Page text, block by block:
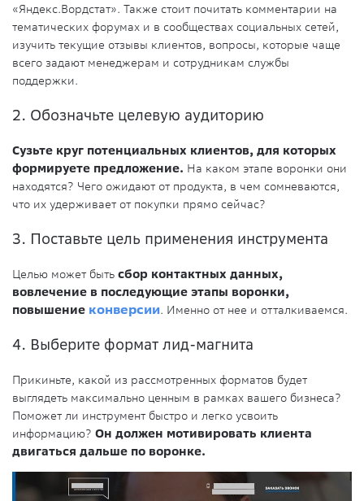
«Яндекс.Вордстат». Также стоит почитать комментарии на
тематических форумах и в сообществах социальных сетей,
изучить текущие отзывы клиентов, вопросы, которые чаще
всего задают менеджерам и сотрудникам службы
поддержки.
2. Обозначьте целевую аудиторию
Сузьте круг потенциальных клиентов, для которых
формируете предложение. На каком этапе воронки они
находятся? Чего ожидают от продукта, в чем сомневаются,
что их удерживает от покупки прямо сейчас?
3. Поставьте цель применения инструмента
Целью может быть сбор контактных данных,
вовлечение в последующие этапы воронки,
повышение конверсии. Именно от нее и отталкиваемся.
4. Выберите формат лид-магнита
Прикиньте, какой из рассмотренных форматов будет
выглядеть максимально ценным в рамках вашего бизнеса?
Поможет ли инструмент быстро и легко усвоить
информацию? Он должен мотивировать клиента
двигаться дальше по воронке.